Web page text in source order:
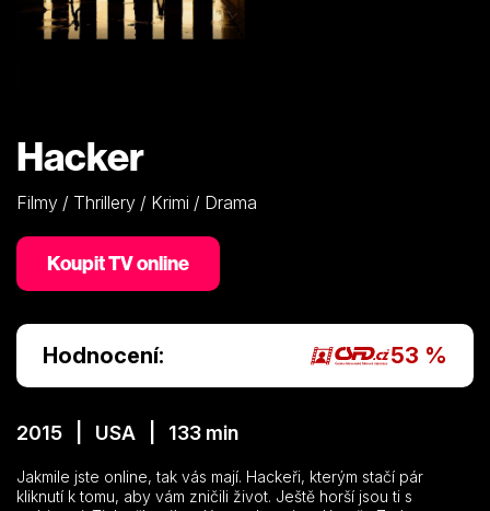
Hacker
Filmy / Thrillery / Krimi / Drama
Koupit TV online
Hodnocení: 53 %
2015 | USA | 133 min
Jakmile jste online, tak vás mají. Hackeři, kterým stačí pár
kliknutí k tomu, aby vám zničili život. Ještě horší jsou ti s